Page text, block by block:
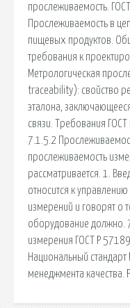
прослеживаемость.
Прослеживаемость в
пищевых продуктов.
требования к
Метрологическая
traceability): свойство
эталона,
связи. Требования
7.1.5.2
прослеживаемость
рассматривается. 1.
относится к
измерений и говорят о
оборудование должно.
измерения ГОСТ Р
Национальный
менеджмента качества.